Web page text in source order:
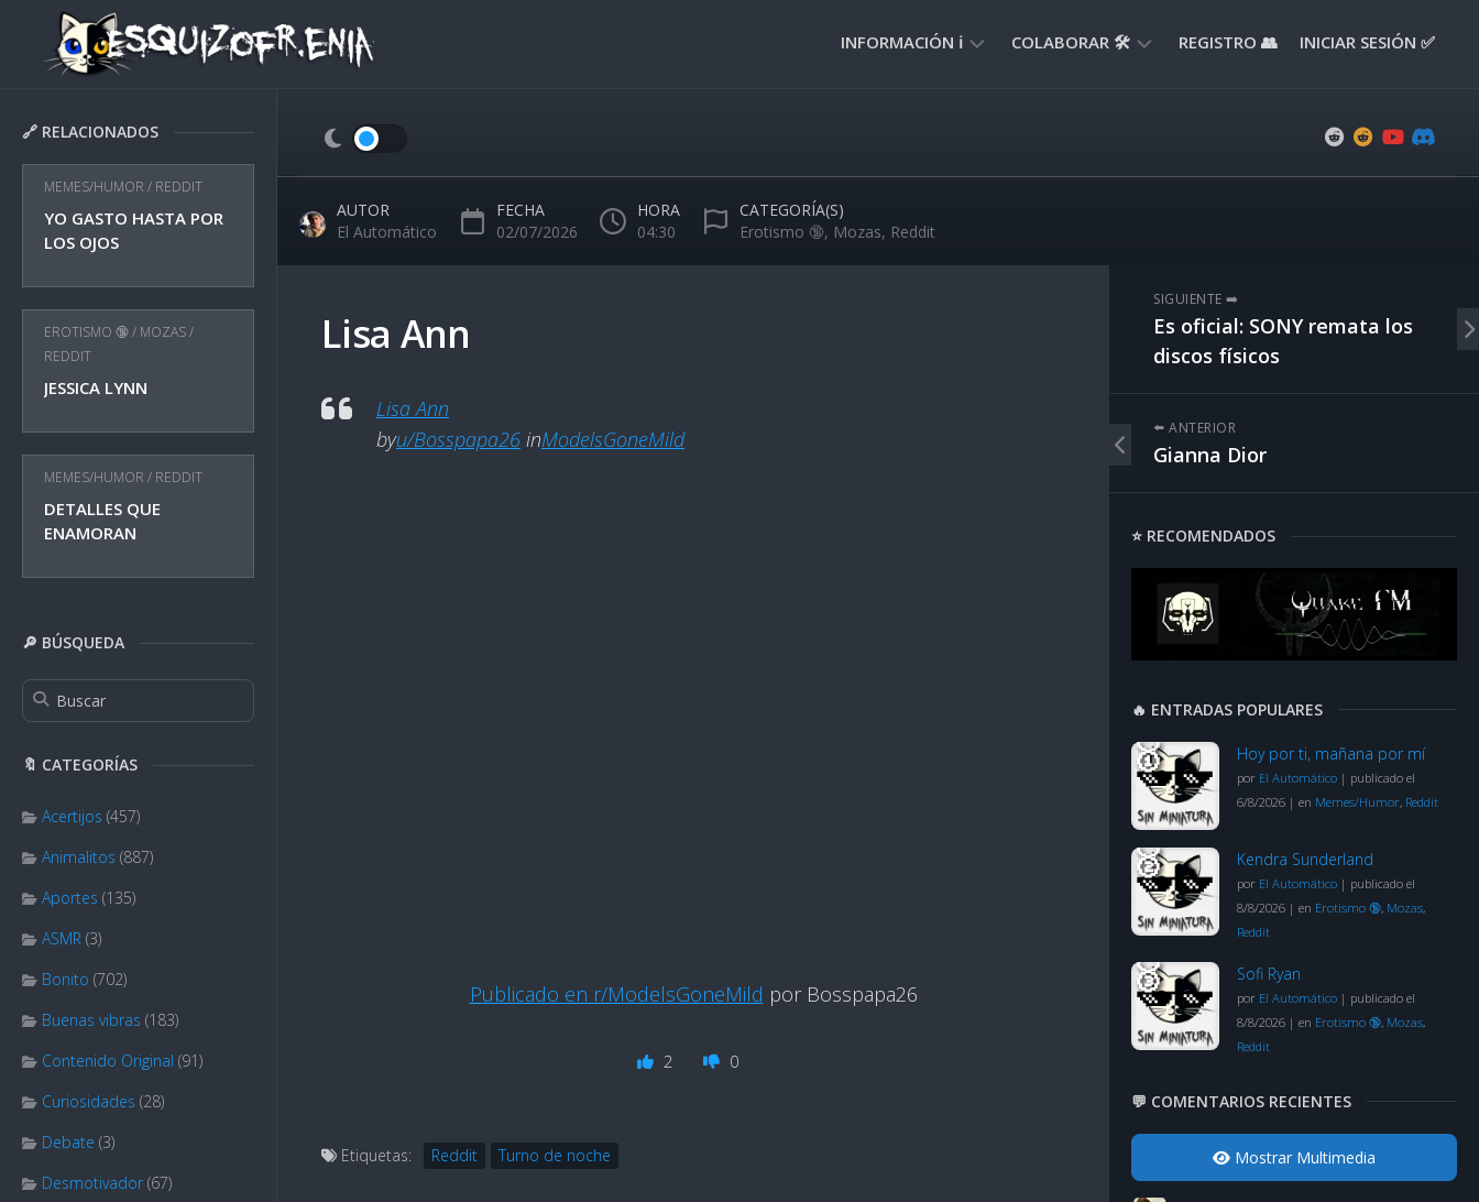
content
INFORMACIÓN ℹ️
NORMAS
USO
🚸
COLABORAR 🛠️ REGISTRO 👥 INICIAR SESIÓN ✅
🔗 RELACIONADOS
MEMES/HUMOR / REDDIT
YO GASTO HASTA POR
LOS OJOS
EROTISMO 🔞/ MOZAS/
REDDIT
JESSICA LYNN
MEMES/HUMOR / REDDIT
DETALLES QUE
ENAMORAN
🔎 BÚSQUEDA
🔖 CATEGORÍAS
Acertijos (457)
Animalitos (887)
Aportes (135)
ASMR (3)
Bonito (702)
Buenas vibras (183)
Contenido Original (91)
Curiosidades (28)
Debate (3)
Desmotivador (67)
AUTOR
El Automático
FECHA
02/07/2026
HORA
04:30
CATEGORÍA(S)
Erotismo 🔞, Mozas, Reddit
Lisa Ann
Lisa Ann
byu/Bosspapa26 inModelsGoneMild
Publicado en r/ModelsGoneMild por Bosspapa26
2 0
Etiquetas: Reddit Turno de noche
SIGUIENTE ➡️
Es oficial: SONY remata los
discos físicos
⬅️ ANTERIOR
Gianna Dior
⭐ RECOMENDADOS
🔥 ENTRADAS POPULARES
Hoy por ti, mañana por mí
por El Automático | publicado el
6/8/2026 | en Memes/Humor, Reddit
Kendra Sunderland
por El Automático | publicado el
8/8/2026 | en Erotismo 🔞, Mozas,
Reddit
Sofi Ryan
por El Automático | publicado el
8/8/2026 | en Erotismo 🔞, Mozas,
Reddit
💬 COMENTARIOS RECIENTES
Mostrar Multimedia